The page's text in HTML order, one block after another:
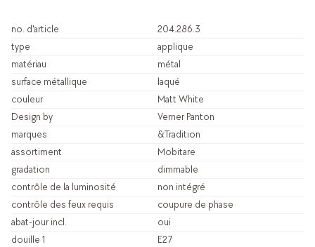
no. d'article
204.286.3
type
applique
matériau
métal
surface métallique
laqué
couleur
Matt White
Design by
Verner Panton
marques
&Tradition
assortiment
Mobitare
gradation
dimmable
contrôle de la luminosité
non intégré
contrôle des feux requis
coupure de phase
abat-jour incl.
oui
douille 1
E27